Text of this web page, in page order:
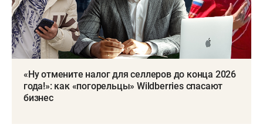
«Ну отмените налог для селлеров до конца 2026
года!»: как «погорельцы» Wildberries спасают
бизнес